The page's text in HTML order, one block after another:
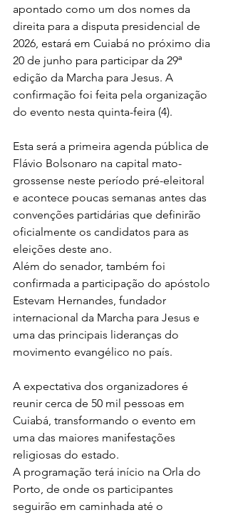
apontado como um dos nomes da
direita para a disputa presidencial de
2026, estará em Cuiabá no próximo dia
20 de junho para participar da 29ª
edição da Marcha para Jesus. A
confirmação foi feita pela organização
do evento nesta quinta-feira (4).
Esta será a primeira agenda pública de
Flávio Bolsonaro na capital mato-
grossense neste período pré-eleitoral
e acontece poucas semanas antes das
convenções partidárias que definirão
oficialmente os candidatos para as
eleições deste ano.
Além do senador, também foi
confirmada a participação do apóstolo
Estevam Hernandes, fundador
internacional da Marcha para Jesus e
uma das principais lideranças do
movimento evangélico no país.
A expectativa dos organizadores é
reunir cerca de 50 mil pessoas em
Cuiabá, transformando o evento em
uma das maiores manifestações
religiosas do estado.
A programação terá início na Orla do
Porto, de onde os participantes
seguirão em caminhada até o